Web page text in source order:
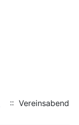
:: Vereinsabend